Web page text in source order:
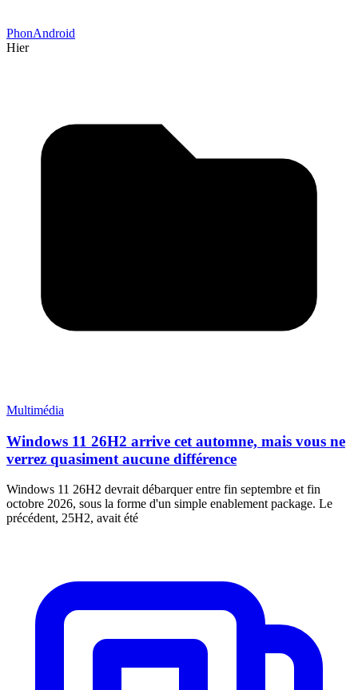
PhonAndroid
Hier
Multimédia
Windows 11 26H2 arrive cet automne, mais vous ne
verrez quasiment aucune différence
Windows 11 26H2 devrait débarquer entre fin septembre et fin
octobre 2026, sous la forme d'un simple enablement package. Le
précédent, 25H2, avait été